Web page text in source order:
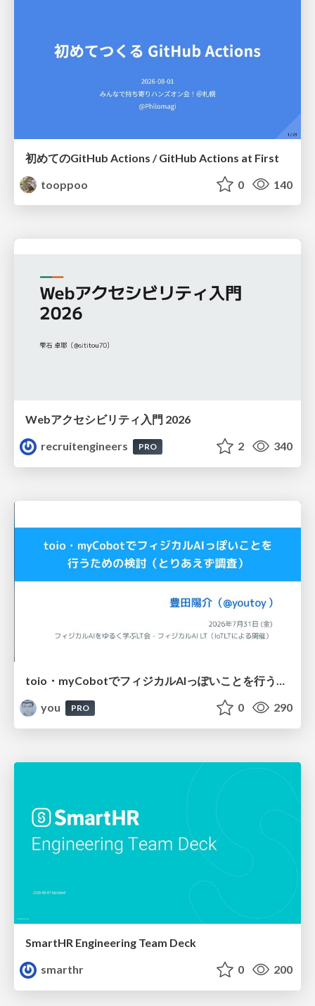
初めてのGitHub Actions / GitHub Actions at First
tooppoo
0 140
Webアクセシビリティ入門 2026
recruitengineers
PRO 2 340
toio・myCobotでフィジカルAIっぽいことを行うための検討（とりあえず調査） / フィジカルAI LT（IoTLTによる開催）
you
PRO 0 290
SmartHR Engineering Team Deck
smarthr
0 200